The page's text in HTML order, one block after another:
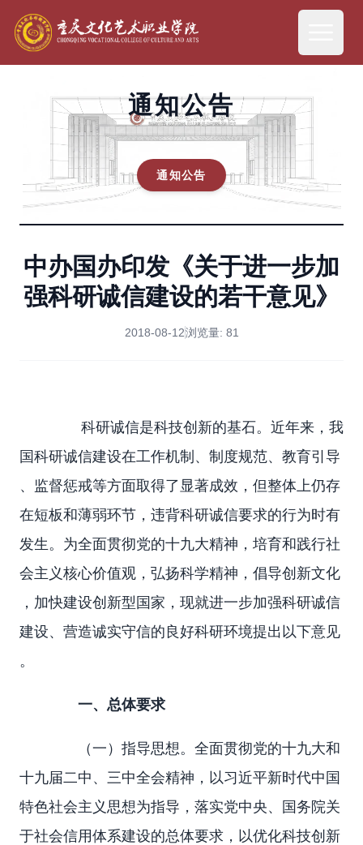
通知公告
通知公告
中办国办印发《关于进一步加
强科研诚信建设的若干意见》
2018-08-12浏览量: 81
科研诚信是科技创新的基石。近年来，我
国科研诚信建设在工作机制、制度规范、教育引导
、监督惩戒等方面取得了显著成效，但整体上仍存
在短板和薄弱环节，违背科研诚信要求的行为时有
发生。为全面贯彻党的十九大精神，培育和践行社
会主义核心价值观，弘扬科学精神，倡导创新文化
，加快建设创新型国家，现就进一步加强科研诚信
建设、营造诚实守信的良好科研环境提出以下意见
。
一、总体要求
（一）指导思想。全面贯彻党的十九大和
十九届二中、三中全会精神，以习近平新时代中国
特色社会主义思想为指导，落实党中央、国务院关
于社会信用体系建设的总体要求，以优化科技创新